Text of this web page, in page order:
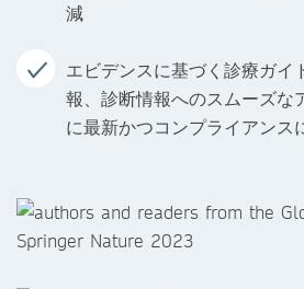
減
エビデンスに基づく診療ガイ
報、診断情報へのスムーズな
に最新かつコンプライアンス